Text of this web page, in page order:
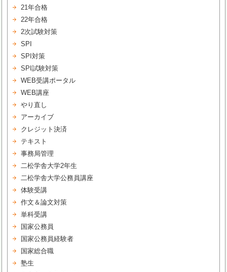
21年合格
22年合格
2次試験対策
SPI
SPI対策
SPI試験対策
WEB受講ポータル
WEB講座
やり直し
アーカイブ
クレジット決済
テキスト
事務局管理
二松学舎大学2年生
二松学舎大学公務員講座
体験受講
作文＆論文対策
単科受講
国家公務員
国家公務員経験者
国家総合職
塾生